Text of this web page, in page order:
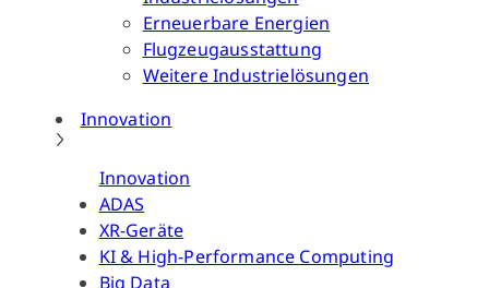
Erneuerbare Energien
Flugzeugausstattung
Weitere Industrielösungen
Innovation
Innovation
ADAS
XR-Geräte
KI & High-Performance Computing
Big Data